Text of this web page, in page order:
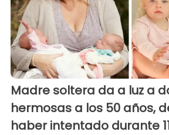
Madre soltera da a luz a
hermosas a los 50 años,
haber intentado durante